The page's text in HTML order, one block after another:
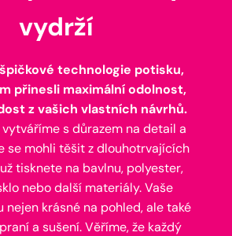
vydrží
technologie potisku,
přinesli maximální odolnost,
z vašich vlastních návrhů.
s důrazem na detail a
se mohli těšit z dlouhotrvajících
tisknete na bavlnu, polyester,
nebo další materiály. Vaše
nejen krásné na pohled, ale také
a sušení. Věříme, že každý